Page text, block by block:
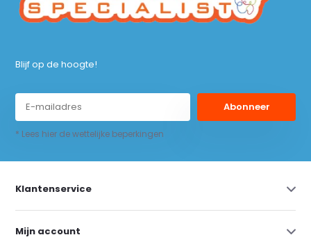
Blijf op de hoogte!
Abonneer
* Lees hier de wettelijke beperkingen
Klantenservice
Mijn account